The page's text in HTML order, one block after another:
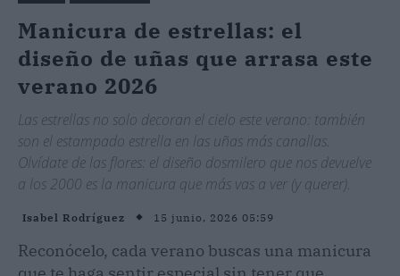
Manicura de estrellas: el
diseño de uñas que arrasa este
verano 2026
Las estrellas no solo decoran el cielo este verano: también
son el estampado estrella en las uñas más canallas.
Olvídate de las flores: el diseño dosmilero que nos devuelve
a los 2000 es la manicura que más vas a ver (y querer).
Isabel Rodríguez 15 junio, 2026 05:59
Reconócelo, cada verano buscas una manicura